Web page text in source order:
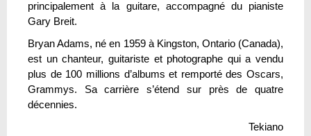
principalement à la guitare, accompagné du pianiste
Gary Breit.
Bryan Adams, né en 1959 à Kingston, Ontario (Canada),
est un chanteur, guitariste et photographe qui a vendu
plus de 100 millions d’albums et remporté des Oscars,
Grammys. Sa carrière s’étend sur près de quatre
décennies.
Tekiano